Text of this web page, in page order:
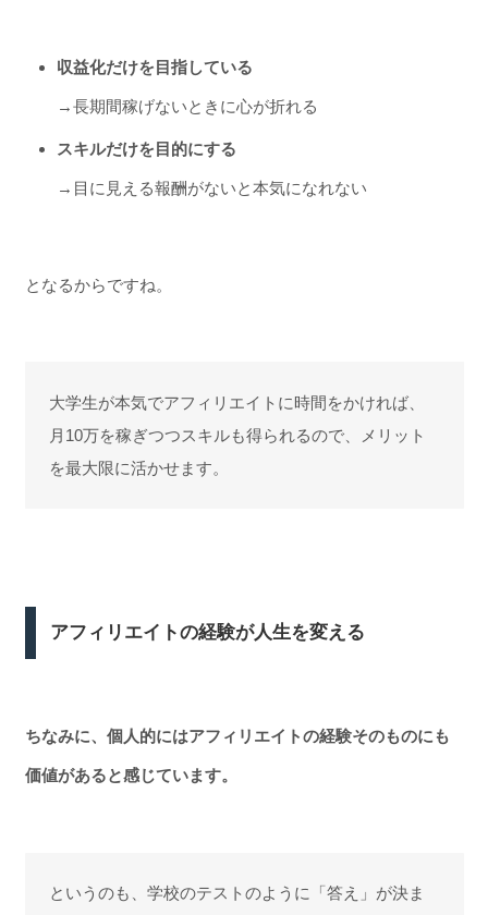
収益化だけを目指している
→長期間稼げないときに心が折れる
スキルだけを目的にする
→目に見える報酬がないと本気になれない
となるからですね。
大学生が本気でアフィリエイトに時間をかければ、
月10万を稼ぎつつスキルも得られるので、メリット
を最大限に活かせます。
アフィリエイトの経験が人生を変える
ちなみに、個人的にはアフィリエイトの経験そのものにも
価値があると感じています。
というのも、学校のテストのように「答え」が決ま